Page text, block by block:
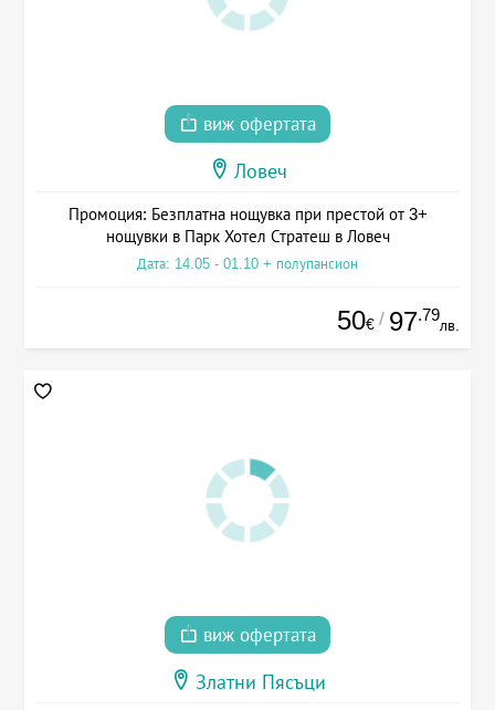
виж офертата
Ловеч
Промоция: Безплатна нощувка при престой от 3+
нощувки в Парк Хотел Стратеш в Ловеч
Дата: 14.05 - 01.10 + полупансион
50€ / 97.79
лв.
виж офертата
Златни Пясъци